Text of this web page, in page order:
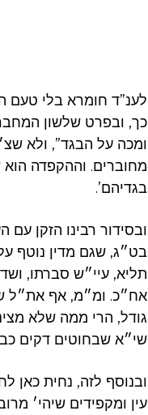
לענ”ד חומרא בלי טעם
כך, ובפרט שלשון המחבר
ומכה על הבגד”, ולא
מחוברים. וההקפדה הוא
בגדיהם’.
ובסידור רבינו הזקן
בט״ג, שגם מדין נוטף
תליא, עיי״ש סברתו,
אח״כ. ומ״מ, אף את״ל
גודל, הרי ממה שלא
שי״א שבחוטים דקים
ובנוסף לזה, נחית כאן
עין ומקפידים שיהי׳